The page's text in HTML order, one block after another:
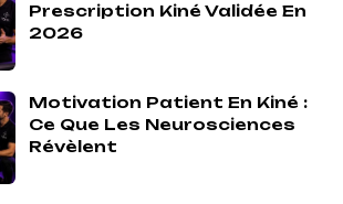
Prescription Kiné Validée En
2026
Motivation Patient En Kiné :
Ce Que Les Neurosciences
Révèlent